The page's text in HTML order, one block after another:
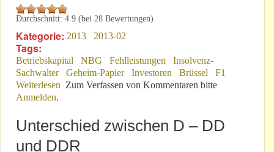
Durchschnitt: 4.9 (bei 28 Bewertungen)
Kategorie: 2013 2013-02
Tags:
Betriebskapital NBG Fehlleistungen
Insolvenz-
Sachwalter
Geheim-Papier Investoren Brüssel
F1
Weiterlesen über „Nun müssen Sie ganz stark sein!“
Zum Verfassen von Kommentaren bitte
Anmelden.
Unterschied zwischen D – DD
und DDR